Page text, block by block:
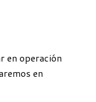
en operación
en